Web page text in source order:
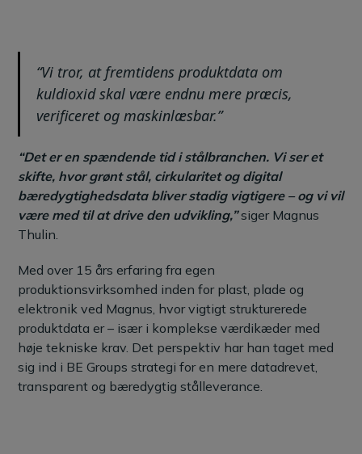
“Vi tror, at fremtidens produktdata om
kuldioxid skal være endnu mere præcis,
verificeret og maskinlæsbar.”
“Det er en spændende tid i stålbranchen. Vi ser et
skifte, hvor grønt stål, cirkularitet og digital
bæredygtighedsdata bliver stadig vigtigere – og vi vil
være med til at drive den udvikling,”siger Magnus
Thulin.
Med over 15 års erfaring fra egen
produktionsvirksomhed inden for plast, plade og
elektronik ved Magnus, hvor vigtigt strukturerede
produktdata er – især i komplekse værdikæder med
høje tekniske krav. Det perspektiv har han taget med
sig ind i BE Groups strategi for en mere datadrevet,
transparent og bæredygtig stålleverance.